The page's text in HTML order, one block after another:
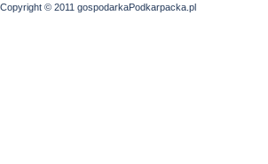
Copyright © 2011 gospodarkaPodkarpacka.pl